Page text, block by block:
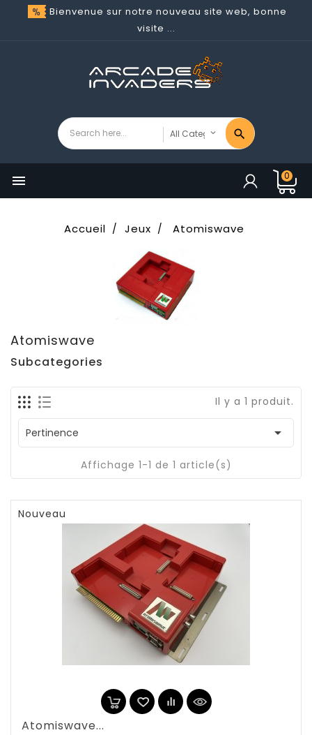
Bienvenue sur notre nouveau site web, bonne
visite ...
 0
Accueil Jeux Atomiswave
Atomiswave
Subcategories
Il y a 1 produit.
Pertinence 
Affichage 1-1 de 1 article(s)
Nouveau
Atomiswave...